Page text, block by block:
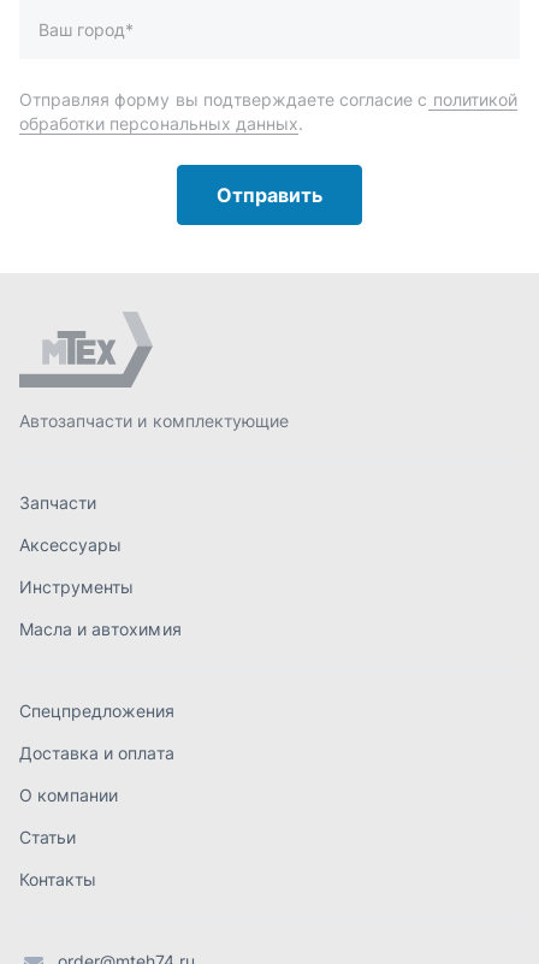
Автозапчасти и комплектующие
Масла и автохимия
Спецпредложения
Доставка и оплата
Контакты
order@mteh74.ru
+7 (904) 945-52-55
г. Златоуст